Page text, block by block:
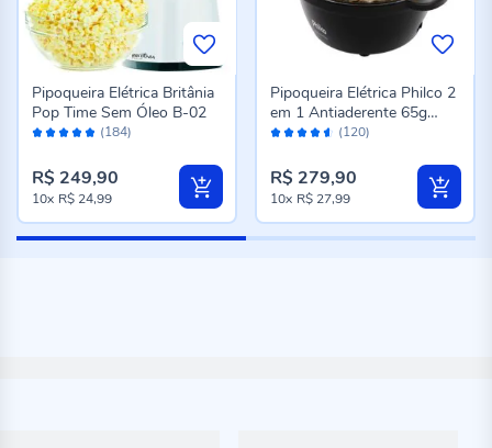
Avaliação: (184)
Pipoqueira Elétrica Britânia
Pop Time Sem Óleo B-02
R$ 249,90
10x R$ 24,99
Avaliação: (120)
Pipoqueira Elétrica Philco 2
em 1 Antiaderente 65g
PPIE03A
R$ 279,90
10x R$ 27,99